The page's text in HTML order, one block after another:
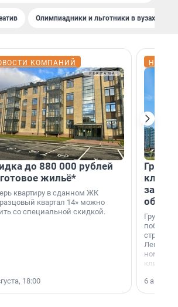
Олимпиадники и льготники в вузах СПб
КОМПАНИЙ
до 880 000 рублей
жильё*
квартиру в сданном ЖК
квартал 14» можно
со специальной скидкой.
18:00
Группа
области».
6